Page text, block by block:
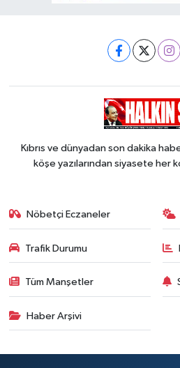
Kıbrıs ve dünyadan son dakika
köşe yazılarından siyasete her
Nöbetçi Eczaneler
Trafik Durumu
Tüm Manşetler
Haber Arşivi